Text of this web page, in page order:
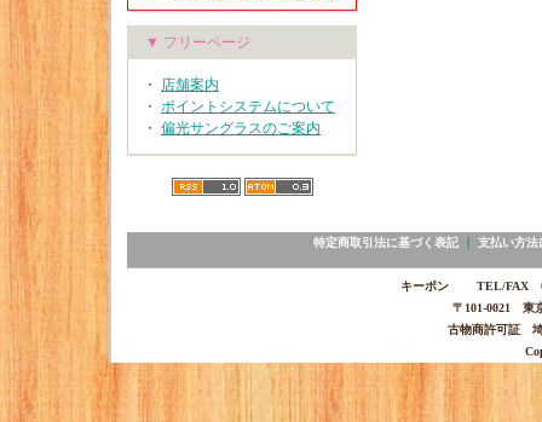
▼ フリーページ
・ 店舗案内
・ ポイントシステムについて
・ 偏光サングラスのご案内
特定商取引法に基づく表記｜ 支払い方法
キーポン TEL/FAX
〒101-0021 東
古物商許可証